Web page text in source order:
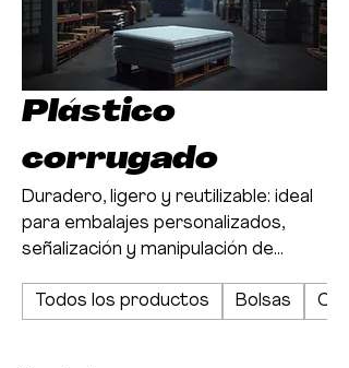
Plástico
corrugado
Duradero, ligero y reutilizable: ideal
para embalajes personalizados,
señalización y manipulación de
industriales.
Todos los productos Bolsas